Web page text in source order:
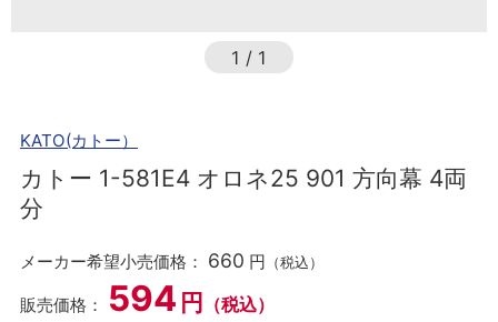
1 / 1
KATO(カトー）
カトー 1-581E4 オロネ25 901 方向幕 4両
分
メーカー希望小売価格： 660 円 （税込）
販売価格： 594 円 （税込）